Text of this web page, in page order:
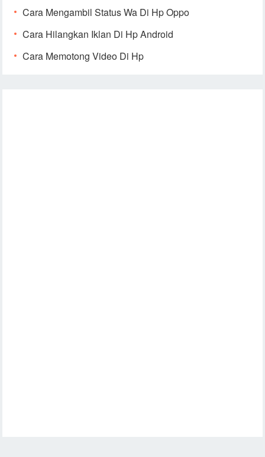
Cara Mengambil Status Wa Di Hp Oppo
Cara Hilangkan Iklan Di Hp Android
Cara Memotong Video Di Hp